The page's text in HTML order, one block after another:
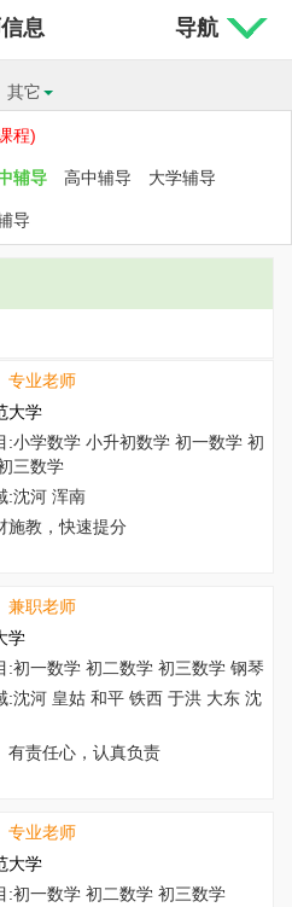
息 导航
其它
程)
辅导 高中辅导 大学辅导
导
专业老师
大学
:小学数学 小升初数学 初一数学 初
三数学
:沈河 浑南
施教，快速提分
兼职老师
学
:初一数学 初二数学 初三数学 钢琴
:沈河 皇姑 和平 铁西 于洪 大东 沈
有责任心，认真负责
专业老师
大学
:初一数学 初二数学 初三数学